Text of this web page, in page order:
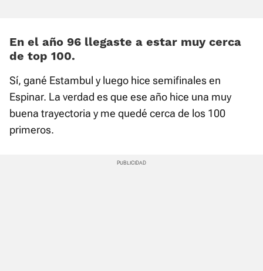
En el año 96 llegaste a estar muy cerca
de top 100.
Sí, gané Estambul y luego hice semifinales en
Espinar. La verdad es que ese año hice una muy
buena trayectoria y me quedé cerca de los 100
primeros.